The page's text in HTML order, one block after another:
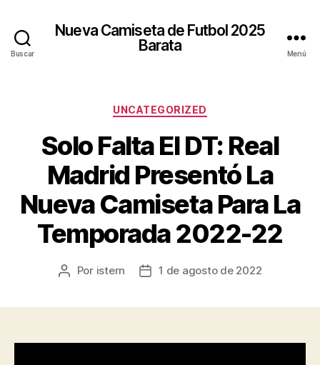
Buscar
Nueva Camiseta de Futbol 2025
Barata
Menú
Categorías
UNCATEGORIZED
Solo Falta El DT: Real
Madrid Presentó La
Nueva Camiseta Para La
Temporada 2022-22
Autor
Por istern
Fecha1 de agosto de 2022